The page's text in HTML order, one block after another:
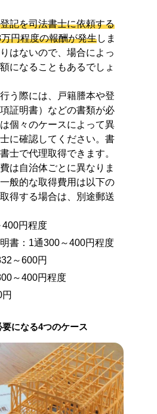
記を司法書士に依頼する
円程度の報酬が発生しま
はないので、場合によっ
になることもあるでしょ
う際には、戸籍謄本や登
証明書）などの書類が必
個々のケースによって異
に確認してください。書
士で代理取得できます。
は自治体ごとに異なりま
般的な取得費用は以下の
得する場合は、別途郵送
円程度
書：1通300～400円程度
～600円
～400円程度
になる4つのケース